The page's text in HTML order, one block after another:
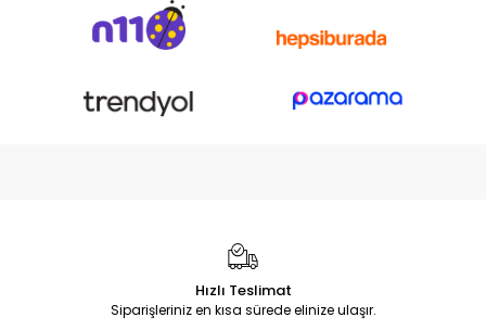
Hızlı Teslimat
Siparişleriniz en kısa sürede elinize ulaşır.